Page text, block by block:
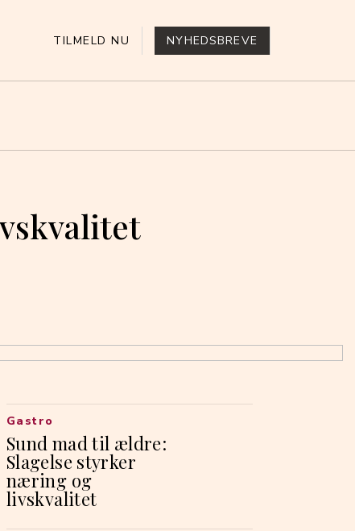
TILMELD NU NYHEDSBREVE
Sund mad til ældre:
Slagelse styrker
næring og
livskvalitet
Gastro